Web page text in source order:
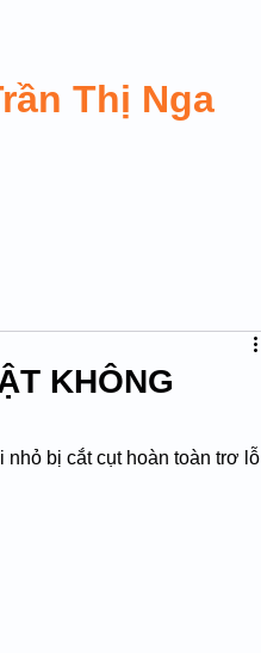
Thị Nga
KHÔNG
bị cắt cụt hoàn toàn trơ lỗ